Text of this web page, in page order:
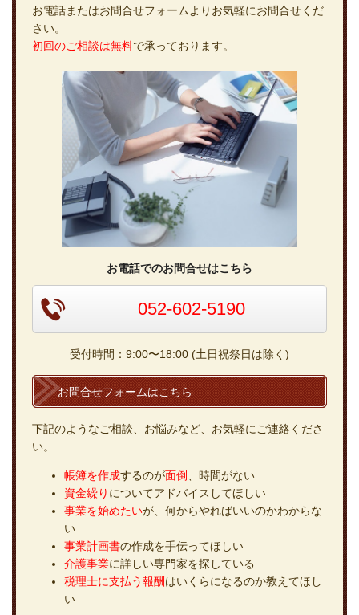
お電話またはお問合せフォームよりお気軽にお問合せくだ
さい。
初回のご相談は無料で承っております。
お電話でのお問合せはこちら
052-602-5190
受付時間：9:00〜18:00 (土日祝祭日は除く)
お問合せフォームはこちら
下記のようなご相談、お悩みなど、お気軽にご連絡くださ
い。
帳簿を作成するのが面倒 、時間がない
資金繰り についてアドバイスしてほしい
事業を始めたいが、何からやればいいのかわからな
い
事業計画書の作成を手伝ってほしい
介護事業に詳しい専門家を探している
税理士に支払う報酬はいくらになるのか教えてほし
い